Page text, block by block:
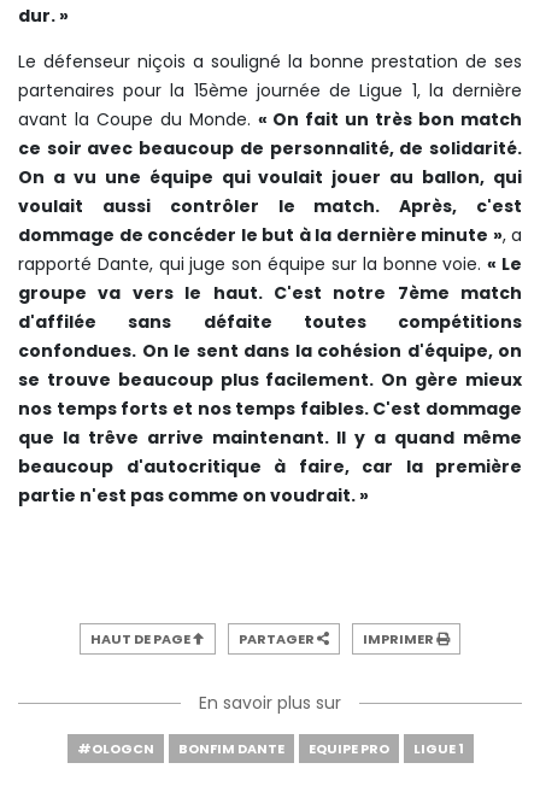
dur. »
Le défenseur niçois a souligné la bonne prestation de ses
partenaires pour la 15ème journée de Ligue 1, la dernière
avant la Coupe du Monde. « On fait un très bon match
ce soir avec beaucoup de personnalité, de solidarité.
On a vu une équipe qui voulait jouer au ballon, qui
voulait aussi contrôler le match. Après, c'est
dommage de concéder le but à la dernière minute », a
rapporté Dante, qui juge son équipe sur la bonne voie.« Le
groupe va vers le haut. C'est notre 7ème match
d'affilée sans défaite toutes compétitions
confondues. On le sent dans la cohésion d'équipe, on
se trouve beaucoup plus facilement. On gère mieux
nos temps forts et nos temps faibles. C'est dommage
que la trêve arrive maintenant. Il y a quand même
beaucoup d'autocritique à faire, car la première
partie n'est pas comme on voudrait. »
HAUT DE PAGE PARTAGER IMPRIMER
En savoir plus sur
#OLOGCN BONFIM DANTE EQUIPE PRO LIGUE 1